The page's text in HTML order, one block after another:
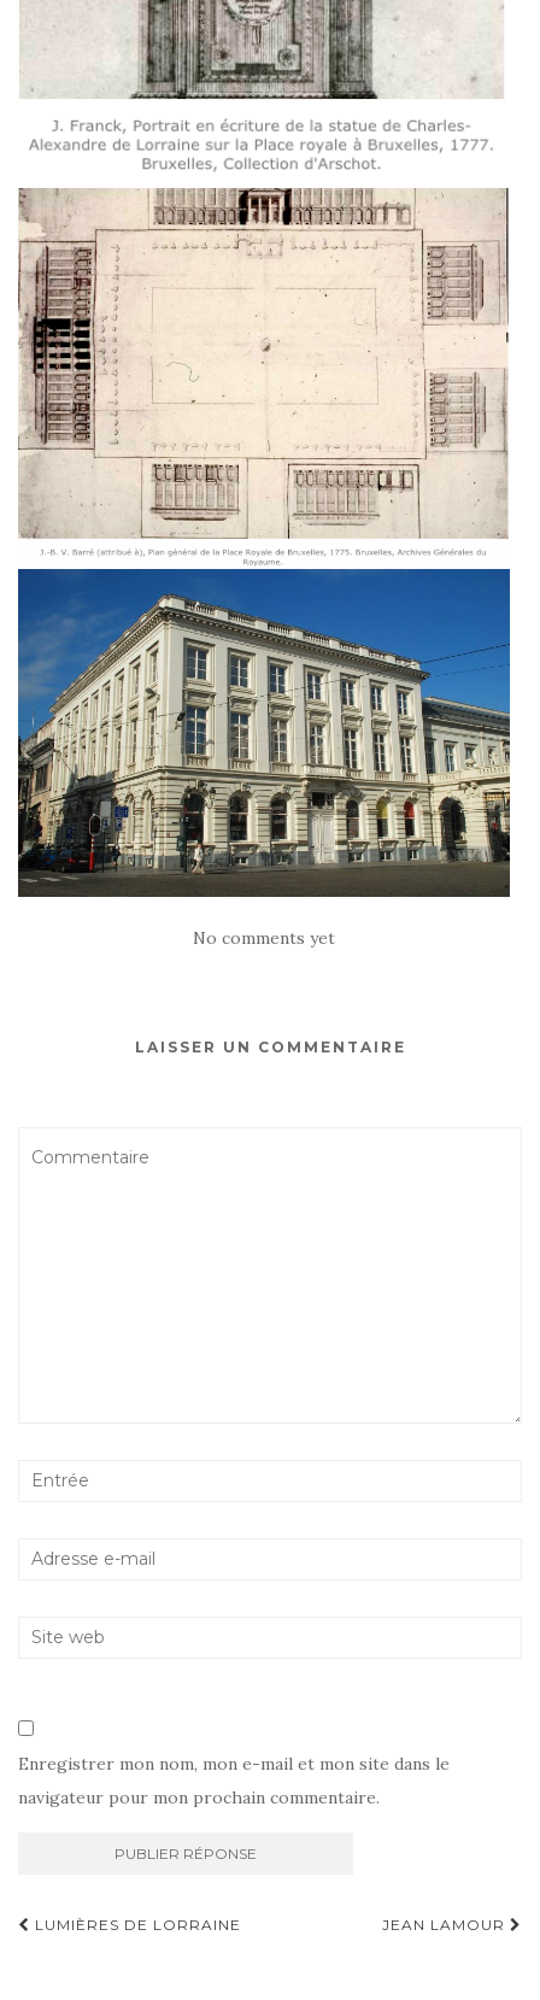
No comments yet
LAISSER UN COMMENTAIRE
Enregistrer mon nom, mon e-mail et mon site dans le
navigateur pour mon prochain commentaire.
Navigation
LUMIÈRES DE LORRAINE JEAN LAMOUR